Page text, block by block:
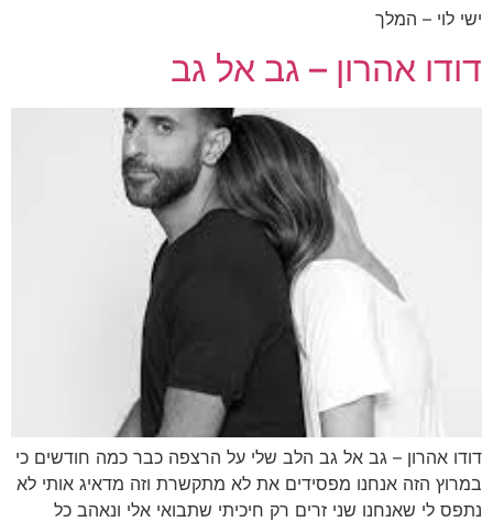
ישי לוי – המלך
דודו אהרון – גב אל גב
דודו אהרון – גב אל גב הלב שלי על הרצפה כבר כמה חודשים כי
במרוץ הזה אנחנו מפסידים את לא מתקשרת וזה מדאיג אותי לא
נתפס לי שאנחנו שני זרים רק חיכיתי שתבואי אלי ונאהב כל